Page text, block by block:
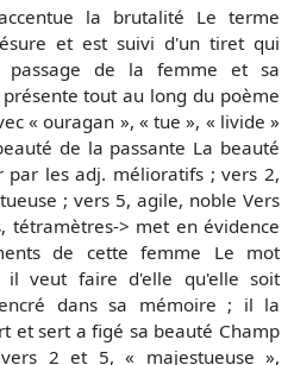
la brutalité Le terme
et est suivi d'un tiret qui
passage de la femme et sa
tout au long du poème
« ouragan », « tue », « livide »
de la passante La beauté
les adj. mélioratifs ; vers 2,
; vers 5, agile, noble Vers
tétramètres-> met en évidence
de cette femme Le mot
veut faire d'elle qu'elle soit
dans sa mémoire ; il la
et sert a figé sa beauté Champ
2 et 5, « majestueuse »,